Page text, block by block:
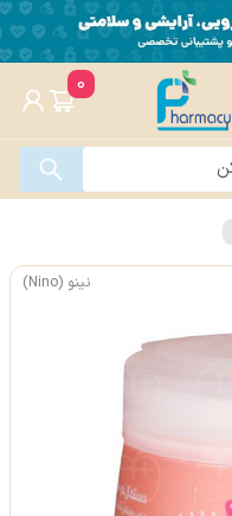
0
نینو (Nino)